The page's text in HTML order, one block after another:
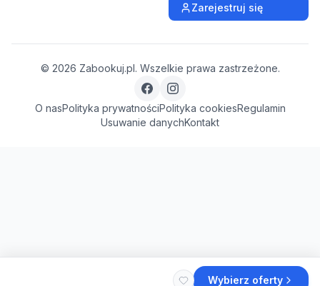
Wybierz oferty
Zarejestruj się
© 2026 Zabookuj.pl. Wszelkie prawa zastrzeżone.
O nasPolityka prywatnościPolityka cookiesRegulamin
Usuwanie danychKontakt